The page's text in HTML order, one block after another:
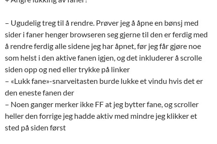
– Ugudelig treg til å rendre. Prøver jeg å åpne en bønsj med
sider i faner henger browseren seg gjerne til den er ferdig med
å rendre ferdig alle sidene jeg har åpnet, før jeg får gjøre noe
som helst i den aktive fanen igjen, og det inkluderer å scrolle
siden opp og ned eller trykke på linker
– «Lukk fane»-snarveitasten burde lukke et vindu hvis det er
den eneste fanen der
– Noen ganger merker ikke FF at jeg bytter fane, og scroller
heller den forrige jeg hadde aktiv med mindre jeg klikker et
sted på siden først